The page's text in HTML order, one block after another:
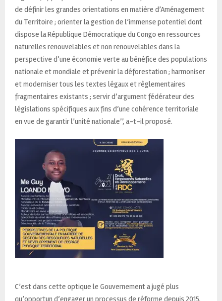
de définir les grandes orientations en matière d’Aménagement
du Territoire ; orienter la gestion de l’immense potentiel dont
dispose la République Démocratique du Congo en ressources
naturelles renouvelables et non renouvelables dans la
perspective d’une économie verte au bénéfice des populations
nationale et mondiale et prévenir la déforestation ; harmoniser
et moderniser tous les textes légaux et règlementaires
fragmentaires existants ; servir d’argument fédérateur des
législations spécifiques aux fins d’une cohérence territoriale
en vue de garantir l’unité nationale’’, a-t-il proposé.
C’est dans cette optique le Gouvernement a jugé plus
qu’opportun d’engager un processus de réforme depuis 2015,